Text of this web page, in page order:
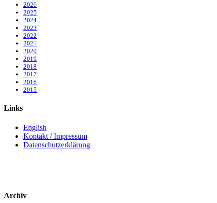
2026
2025
2024
2023
2022
2021
2020
2019
2018
2017
2016
2015
Links
English
Kontakt / Impressum
Datenschutzerklärung
Archiv